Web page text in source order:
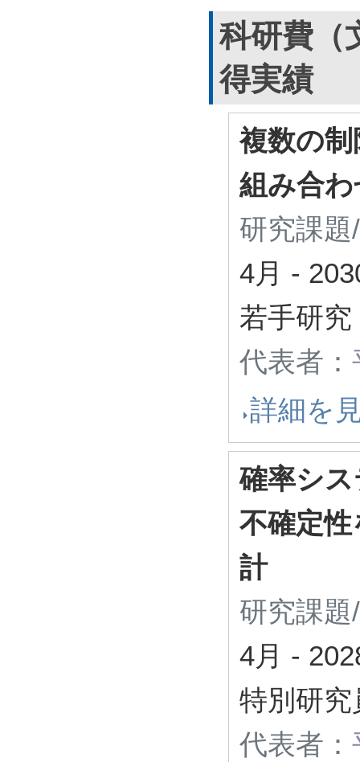
科研費（
得実績
複数の
組み合
研究課
4月 -
若手研究
代表者：
詳細を
確率シ
不確定
計
研究課
4月 -
特別研
代表者：